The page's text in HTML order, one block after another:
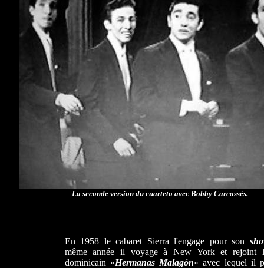
La seconde version du cuarteto avec Bobby Carcassés.
En 1958 le cabaret Sierra l'engage pour son
même année il voyage à New York et
dominicain «Hermanas Malagón» avec lequel il